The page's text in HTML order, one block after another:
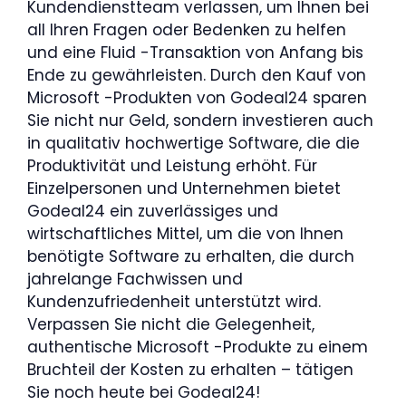
Kundendienstteam verlassen, um Ihnen bei
all Ihren Fragen oder Bedenken zu helfen
und eine Fluid -Transaktion von Anfang bis
Ende zu gewährleisten. Durch den Kauf von
Microsoft -Produkten von Godeal24 sparen
Sie nicht nur Geld, sondern investieren auch
in qualitativ hochwertige Software, die die
Produktivität und Leistung erhöht. Für
Einzelpersonen und Unternehmen bietet
Godeal24 ein zuverlässiges und
wirtschaftliches Mittel, um die von Ihnen
benötigte Software zu erhalten, die durch
jahrelange Fachwissen und
Kundenzufriedenheit unterstützt wird.
Verpassen Sie nicht die Gelegenheit,
authentische Microsoft -Produkte zu einem
Bruchteil der Kosten zu erhalten – tätigen
Sie noch heute bei Godeal24!